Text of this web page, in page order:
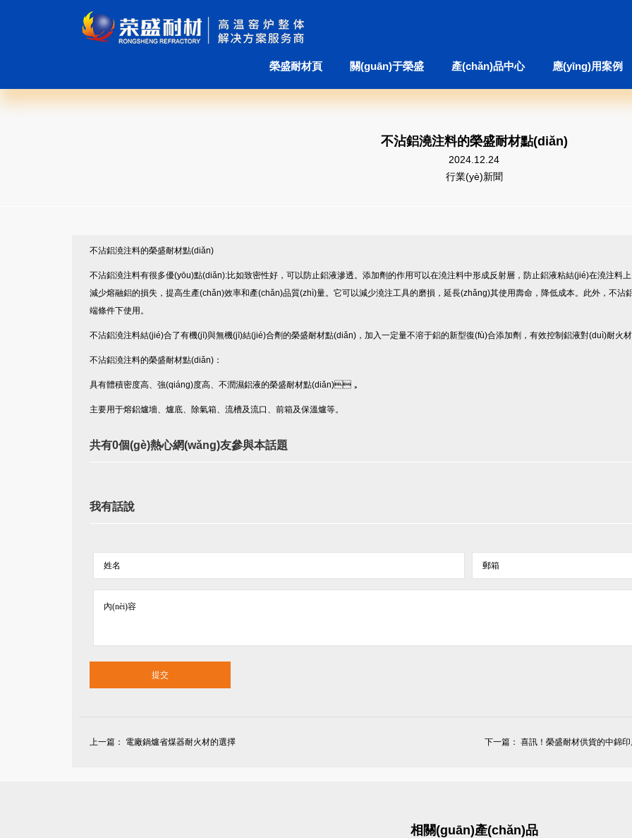
榮盛耐材頁 關(guān)于榮盛 產(chǎn)品中心 應(yīng)用案例
不沾鋁澆注料的榮盛耐材點(diǎn)
2024.12.24
行業(yè)新聞
不沾鋁澆注料的榮盛耐材點(diǎn)
不沾鋁澆注料有很多優(yōu)點(diǎn):比如致密性好，可以防止鋁液滲透。添加劑的作用可以在澆注料中形成反射層，防止鋁液粘結(jié)在澆注料上
減少熔融鋁的損失，提高生產(chǎn)效率和產(chǎn)品質(zhì)量。它可以減少澆注工具的磨損，延長(zhǎng)其使用壽命，降低成本。此外，不沾
端條件下使用。
不沾鋁澆注料結(jié)合了有機(jī)與無機(jī)結(jié)合劑的榮盛耐材點(diǎn)，加入一定量不溶于鋁的新型復(fù)合添加劑，有效控制鋁液對(duì)耐火材料
不沾鋁澆注料的榮盛耐材點(diǎn)：
具有體積密度高、強(qiáng)度高、不潤濕鋁液的榮盛耐材點(diǎn)，
主要用于熔鋁爐墻、爐底、除氣箱、流槽及流口、前箱及保溫爐等。
共有0個(gè)熱心網(wǎng)友參與本話題
我有話說
上一篇： 電廠鍋爐省煤器耐火材的選擇 下一篇： 喜訊！榮盛耐材供貨的中錦
相關(guān)產(chǎn)品